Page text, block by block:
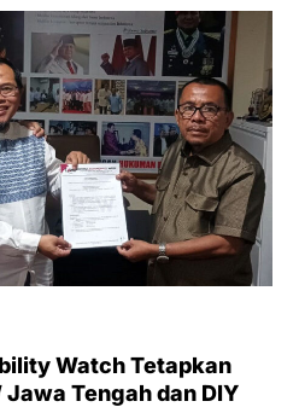
Watch Tetapkan
Tengah dan DIY